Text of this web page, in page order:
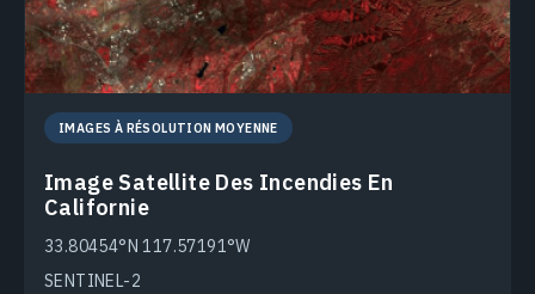
IMAGES À RÉSOLUTION MOYENNE
Image Satellite Des Incendies En
Californie
33.80454°N 117.57191°W
SENTINEL-2